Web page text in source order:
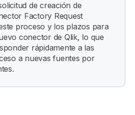
de creación de
Factory Request
proceso y los plazos para
conector de Qlik, lo que
rápidamente a las
a nuevas fuentes por